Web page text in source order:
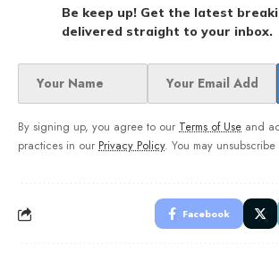
Be keep up! Get the latest
delivered straight to your inbox.
By signing up, you agree to our Terms of Use and
practices in our Privacy Policy. You may unsubscribe
Facebook